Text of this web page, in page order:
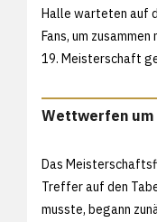
Halle warteten auf
Fans, um
19. Meisterschaft
Wettwerfen um
Das
Treffer auf den
musste, begann